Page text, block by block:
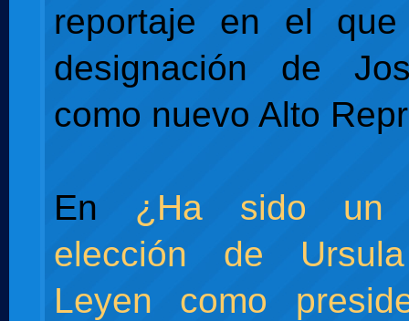
reportaje en el
designación de
como nuevo Alto
En ¿Ha sido un
elección de
Leyen como